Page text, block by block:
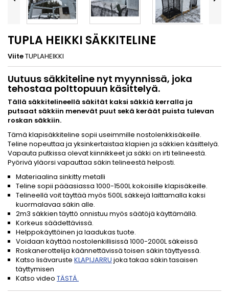
TUPLA HEIKKI SÄKKITELINE
ViiteTUPLAHEIKKI
Uutuus säkkiteline nyt myynnissä, joka
tehostaa polttopuun käsittelyä.
Tällä säkkitelineellä säkität kaksi säkkiä kerralla ja
putsaat säkkiin menevät puut sekä keräät puista tulevan
roskan säkkiin.
Tämä klapisäkkiteline sopii useimmille nostolenkkisäkeille.
Teline nopeuttaa ja yksinkertaistaa klapien ja säkkien käsittelyä.
Vapauta putkissa olevat kiinnikkeet ja säkki on irti telineestä.
Pyörivä yläorsi vapauttaa säkin telineestä helposti.
Materiaalina sinkitty metalli
Teline sopii pääasiassa 1000-1500L kokoisille klapisäkeille.
Telineellä voit täyttää myös 500L säkkejä laittamalla kaksi
kuormalavaa säkin alle.
2m3 säkkien täyttö onnistuu myös säätöjä käyttämällä.
Korkeus säädettävissä.
Helppokäyttöinen ja laadukas tuote.
Voidaan käyttää nostolenkillisissä 1000-2000L säkeissä
Roskanerottelija käännettävissä toisen säkin täyttyessä.
Katso lisävaruste KLAPIJARRU joka takaa säkin tasaisen
täyttymisen
Katso video TÄSTÄ.